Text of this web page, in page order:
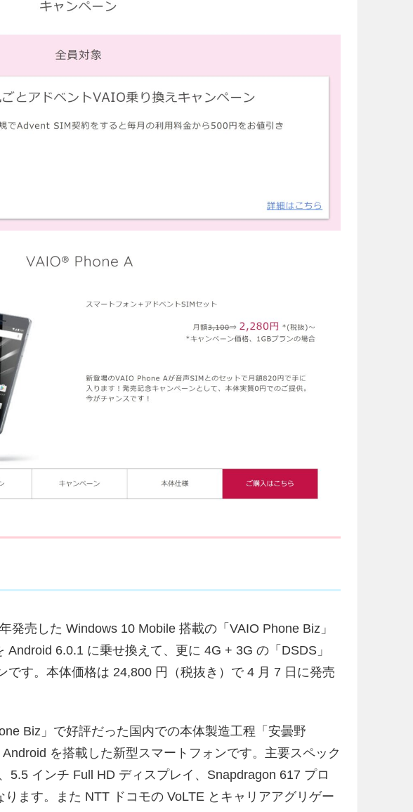
発売した Windows 10 Mobile 搭載の「VAIO Phone Biz」
6.0.1 に乗せ換えて、更に 4G + 3G の「DSDS」
です。本体価格は 24,800 円（税抜き）で 4 月 7 日に発売
Biz」で好評だった国内での本体製造工程「安曇野
を搭載した新型スマートフォンです。主要スペック
5.5 インチ Full HD ディスプレイ、Snapdragon 617 プロ
ます。また NTT ドコモの VoLTE とキャリアアグリゲー